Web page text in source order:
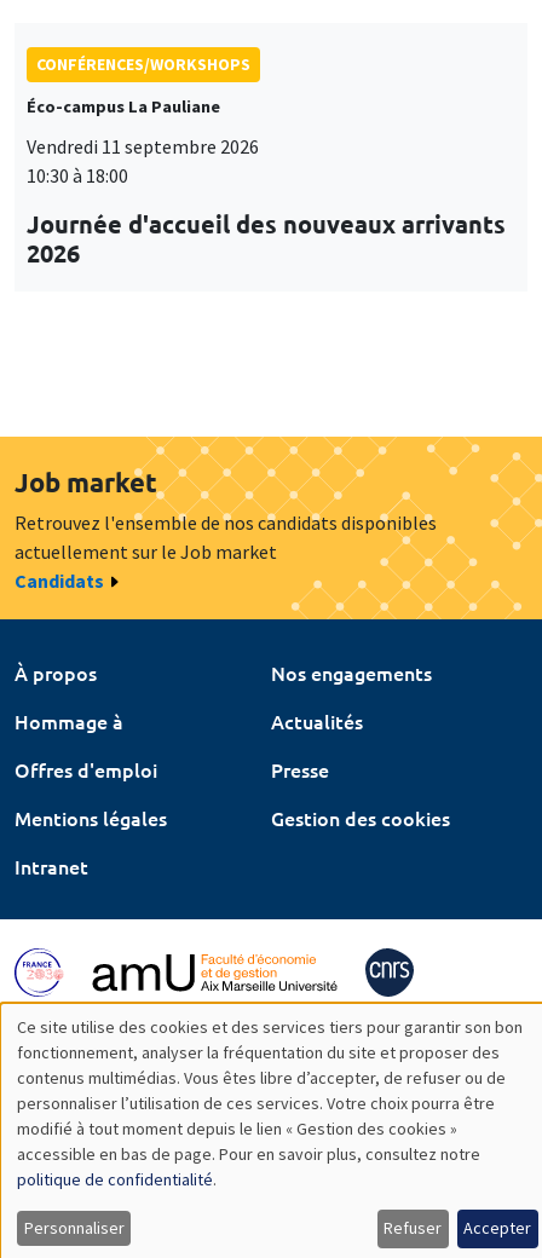
CONFÉRENCES/WORKSHOPS
Éco-campus La Pauliane
Vendredi 11 septembre 2026
10:30 à 18:00
Journée d'accueil des nouveaux arrivants
2026
Job market
Retrouvez l'ensemble de nos candidats disponibles
actuellement sur le Job market
Candidats
À propos
Nos engagements
Hommage à
Actualités
Offres d'emploi
Presse
Mentions légales
Gestion des cookies
Intranet
Utilisation
des
données
personnelles
et
Ce site utilise des cookies et des services tiers pour garantir son bon
fonctionnement, analyser la fréquentation du site et proposer des
contenus multimédias. Vous êtes libre d’accepter, de refuser ou de
personnaliser l’utilisation de ces services. Votre choix pourra être
modifié à tout moment depuis le lien « Gestion des cookies »
accessible en bas de page. Pour en savoir plus, consultez notre
politique de confidentialité.
Personnaliser Refuser Accepter